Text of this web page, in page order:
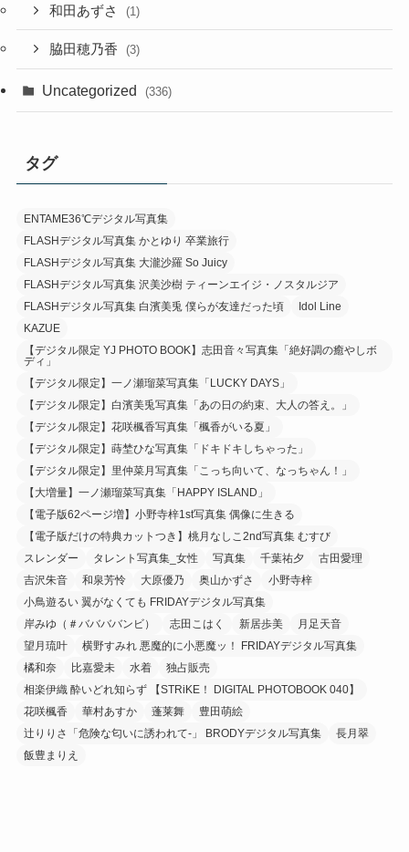
和田あずさ (1)
脇田穂乃香 (3)
Uncategorized (336)
タグ
ENTAME36℃デジタル写真集
FLASHデジタル写真集 かとゆり 卒業旅行
FLASHデジタル写真集 大瀧沙羅 So Juicy
FLASHデジタル写真集 沢美沙樹 ティーンエイジ・ノスタルジア
FLASHデジタル写真集 白濱美兎 僕らが友達だった頃
Idol Line
KAZUE
【デジタル限定 YJ PHOTO BOOK】志田音々写真集「絶好調の癒やしボ
ディ」
【デジタル限定】一ノ瀬瑠菜写真集「LUCKY DAYS」
【デジタル限定】白濱美兎写真集「あの日の約束、大人の答え。」
【デジタル限定】花咲楓香写真集「楓香がいる夏」
【デジタル限定】蒔埜ひな写真集「ドキドキしちゃった」
【デジタル限定】里仲菜月写真集「こっち向いて、なっちゃん！」
【大増量】一ノ瀬瑠菜写真集「HAPPY ISLAND」
【電子版62ページ増】小野寺梓1st写真集 偶像に生きる
【電子版だけの特典カットつき】桃月なしこ2nd写真集 むすび
スレンダー
タレント写真集_女性 写真集 千葉祐夕
古田愛理
吉沢朱音
和泉芳怜 大原優乃 奥山かずさ
小野寺梓
小鳥遊るい 翼がなくても FRIDAYデジタル写真集
岸みゆ（＃ババババンビ）
志田こはく 新居歩美
月足天音
望月琉叶
横野すみれ 悪魔的に小悪魔ッ！ FRIDAYデジタル写真集
橘和奈
比嘉愛未 水着
独占販売
相楽伊織 酔いどれ知らず 【STRiKE！ DIGITAL PHOTOBOOK 040】
花咲楓香
華村あすか 蓬莱舞
豊田萌絵
辻りりさ「危険な匂いに誘われて-」 BRODYデジタル写真集
長月翠
飯豊まりえ